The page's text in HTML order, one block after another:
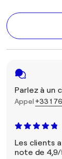
Parlez à un
Appel +33 1
Les clients
note de 4,9/